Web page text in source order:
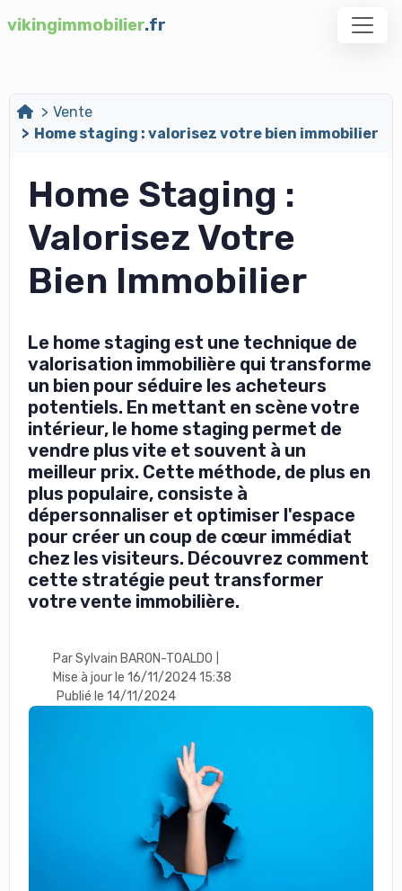
vikingimmobilier.fr
Vente
Home staging : valorisez votre bien immobilier
Home Staging :
Valorisez Votre
Bien Immobilier
Le home staging est une technique de
valorisation immobilière qui transforme
un bien pour séduire les acheteurs
potentiels. En mettant en scène votre
intérieur, le home staging permet de
vendre plus vite et souvent à un
meilleur prix. Cette méthode, de plus en
plus populaire, consiste à
dépersonnaliser et optimiser l'espace
pour créer un coup de cœur immédiat
chez les visiteurs. Découvrez comment
cette stratégie peut transformer
votre vente immobilière.
Par Sylvain BARON-TOALDO
Mise à jour le 16/11/2024 15:38
Publié le 14/11/2024